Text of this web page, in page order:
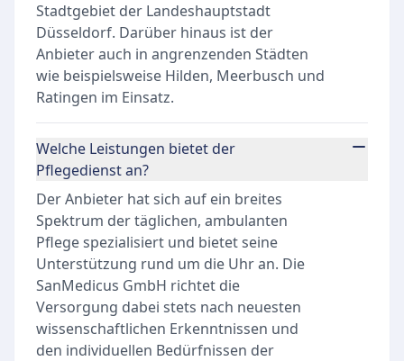
Stadtgebiet der Landeshauptstadt
Düsseldorf. Darüber hinaus ist der
Anbieter auch in angrenzenden Städten
wie beispielsweise Hilden, Meerbusch und
Ratingen im Einsatz.
Welche Leistungen bietet der
Pflegedienst an?
Der Anbieter hat sich auf ein breites
Spektrum der täglichen, ambulanten
Pflege spezialisiert und bietet seine
Unterstützung rund um die Uhr an. Die
SanMedicus GmbH richtet die
Versorgung dabei stets nach neuesten
wissenschaftlichen Erkenntnissen und
den individuellen Bedürfnissen der